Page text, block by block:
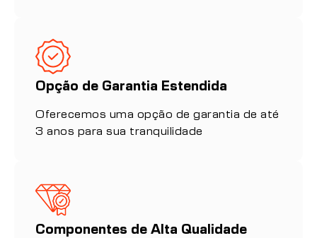
Opção de Garantia Estendida
Oferecemos uma opção de garantia de até
3 anos para sua tranquilidade
Componentes de Alta Qualidade